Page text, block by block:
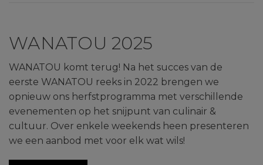
WANATOU 2025
WANATOU komt terug! Na het succes van de
eerste WANATOU reeks in 2022 brengen we
opnieuw ons herfstprogramma met verschillende
evenementen op het snijpunt van culinair &
cultuur. Over enkele weekends heen presenteren
we een aanbod met voor elk wat wils!